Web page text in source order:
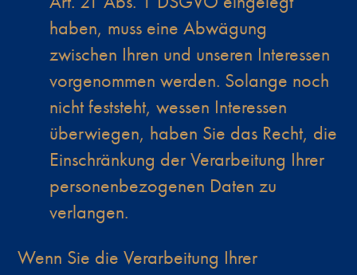
haben, muss eine Abwägung
zwischen Ihren und unseren Interessen
vorgenommen werden. Solange noch
nicht feststeht, wessen Interessen
überwiegen, haben Sie das Recht, die
Einschränkung der Verarbeitung Ihrer
personenbezogenen Daten zu
verlangen.
Wenn Sie die Verarbeitung Ihrer